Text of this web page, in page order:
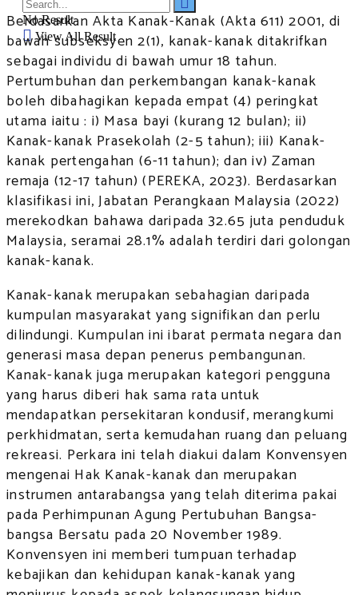
No Result
View All Result
Berdasarkan Akta Kanak-Kanak (Akta 611) 2001, di
bawah subseksyen 2(1), kanak-kanak ditakrifkan
sebagai individu di bawah umur 18 tahun.
Pertumbuhan dan perkembangan kanak-kanak
boleh dibahagikan kepada empat (4) peringkat
utama iaitu : i) Masa bayi (kurang 12 bulan); ii)
Kanak-kanak Prasekolah (2-5 tahun); iii) Kanak-
kanak pertengahan (6-11 tahun); dan iv) Zaman
remaja (12-17 tahun) (PEREKA, 2023). Berdasarkan
klasifikasi ini, Jabatan Perangkaan Malaysia (2022)
merekodkan bahawa daripada 32.65 juta penduduk
Malaysia, seramai 28.1% adalah terdiri dari golongan
kanak-kanak.
Kanak-kanak merupakan sebahagian daripada
kumpulan masyarakat yang signifikan dan perlu
dilindungi. Kumpulan ini ibarat permata negara dan
generasi masa depan penerus pembangunan.
Kanak-kanak juga merupakan kategori pengguna
yang harus diberi hak sama rata untuk
mendapatkan persekitaran kondusif, merangkumi
perkhidmatan, serta kemudahan ruang dan peluang
rekreasi. Perkara ini telah diakui dalam Konvensyen
mengenai Hak Kanak-kanak dan merupakan
instrumen antarabangsa yang telah diterima pakai
pada Perhimpunan Agung Pertubuhan Bangsa-
bangsa Bersatu pada 20 November 1989.
Konvensyen ini memberi tumpuan terhadap
kebajikan dan kehidupan kanak-kanak yang